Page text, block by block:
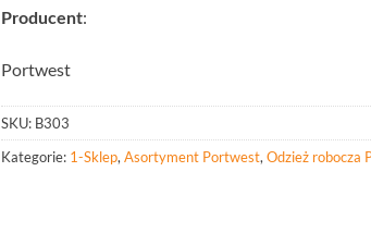
Producent:
Portwest
SKU: B303
Kategorie: 1-Sklep, Asortyment Portwest, Odzież robocza